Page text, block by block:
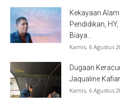
Kekayaan
Pendidikan,
Biaya...
Kamis, 6 Agustus
Dugaan
Jaqualine
Kamis, 6 Agustus